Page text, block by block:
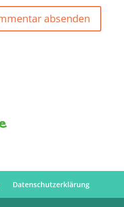
Datenschutzerklärung